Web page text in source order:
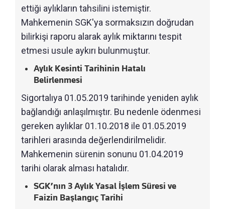
ettiği aylıkların tahsilini istemiştir.
Mahkemenin SGK'ya sormaksızın doğrudan
bilirkişi raporu alarak aylık miktarını tespit
etmesi usule aykırı bulunmuştur.
Aylık Kesinti Tarihinin Hatalı
Belirlenmesi
Sigortalıya 01.05.2019 tarihinde yeniden aylık
bağlandığı anlaşılmıştır. Bu nedenle ödenmesi
gereken aylıklar 01.10.2018 ile 01.05.2019
tarihleri arasında değerlendirilmelidir.
Mahkemenin sürenin sonunu 01.04.2019
tarihi olarak alması hatalıdır.
SGK’nın 3 Aylık Yasal İşlem Süresi ve
Faizin Başlangıç Tarihi